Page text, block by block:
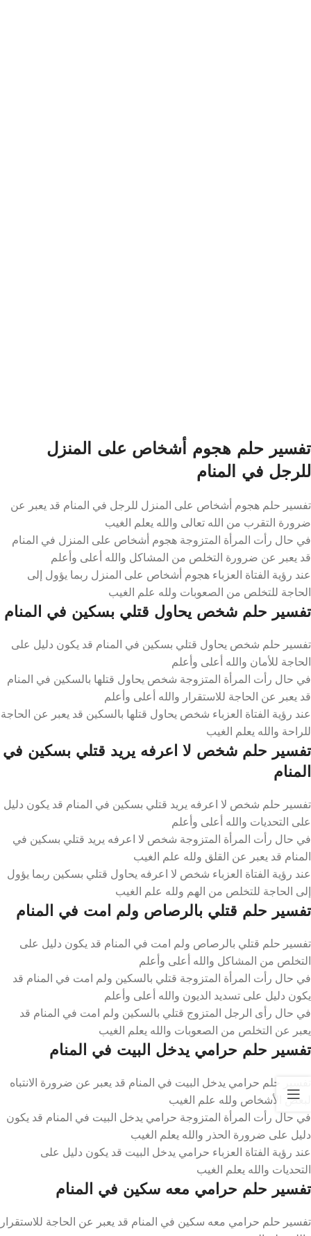
تفسير حلم هجوم أشخاص على المنزل
للرجل في المنام
تفسير حلم هجوم أشخاص على المنزل للرجل في المنام قد يعبر عن
ضرورة التقرب من الله تعالى والله يعلم الغيب
في حال رأت المرأة المتزوجة هجوم أشخاص على المنزل في المنام
قد يعبر عن ضرورة التخلص من المشاكل والله أعلى وأعلم
عند رؤية الفتاة العزباء هجوم أشخاص على المنزل ربما يؤول إلى
الحاجة للتخلص من الصعوبات ولله علم الغيب
تفسير حلم شخص يحاول قتلي بسكين في المنام
تفسير حلم شخص يحاول قتلي بسكين في المنام قد يكون دليل على
الحاجة للأمان والله أعلى وأعلم
في حال رأت المرأة المتزوجة شخص يحاول قتلها بالسكين في المنام
قد يعبر عن الحاجة للاستقرار والله أعلى وأعلم
عند رؤية الفتاة العزباء شخص يحاول قتلها بالسكين قد يعبر عن الحاجة
للراحة والله يعلم الغيب
تفسير حلم شخص لا اعرفه يريد قتلي بسكين في
المنام
تفسير حلم شخص لا اعرفه يريد قتلي بسكين في المنام قد يكون دليل
على التحديات والله أعلى وأعلم
في حال رأت المرأة المتزوجة شخص لا اعرفه يريد قتلي بسكين في
المنام قد يعبر عن القلق ولله علم الغيب
عند رؤية الفتاة العزباء شخص لا اعرفه يحاول قتلي بسكين ربما يؤول
إلى الحاجة للتخلص من الهم ولله علم الغيب
تفسير حلم قتلي بالرصاص ولم امت في المنام
تفسير حلم قتلي بالرصاص ولم امت في المنام قد يكون دليل على
التخلص من المشاكل والله أعلى وأعلم
في حال رأت المرأة المتزوجة قتلي بالسكين ولم امت في المنام قد
يكون دليل على تسديد الديون والله أعلى وأعلم
في حال رأى الرجل المتزوج قتلي بالسكين ولم امت في المنام قد
يعبر عن التخلص من الصعوبات والله يعلم الغيب
تفسير حلم حرامي يدخل البيت في المنام
تفسير حلم حرامي يدخل البيت في المنام قد يعبر عن ضرورة الانتباه
لبعض الأشخاص ولله علم الغيب
في حال رأت المرأة المتزوجة حرامي يدخل البيت في المنام قد يكون
دليل على ضرورة الحذر والله يعلم الغيب
عند رؤية الفتاة العزباء حرامي يدخل البيت قد يكون دليل على
التحديات والله يعلم الغيب
تفسير حلم حرامي معه سكين في المنام
تفسير حلم حرامي معه سكين في المنام قد يعبر عن الحاجة للاستقرار